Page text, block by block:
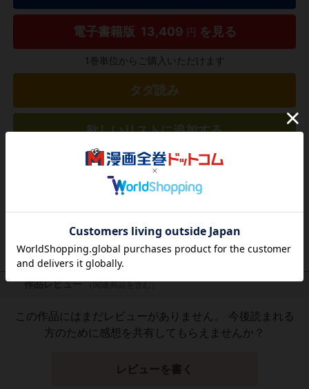
電子書籍版 13,409 円 を見る
1巻単位からご購入いただけます
タダ読み
欲しいリストに追加する
気になる商品を登録
作品レビュー （関連商品を含む）
この作品にはまだレビューがありません。 今後読まれる
方のために感想を共有してもらえませんか？
レビューを書く